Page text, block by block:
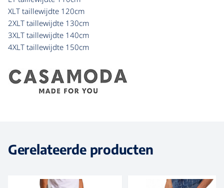
XLT taillewijdte 120cm
2XLT taillewijdte 130cm
3XLT taillewijdte 140cm
4XLT taillewijdte 150cm
Gerelateerde producten